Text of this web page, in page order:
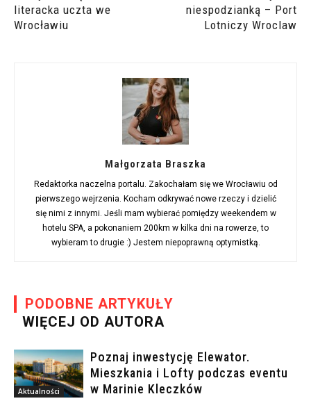
literacka uczta we
Wrocławiu
niespodzianką – Port
Lotniczy Wroclaw
Małgorzata Braszka
Redaktorka naczelna portalu. Zakochałam się we Wrocławiu od
pierwszego wejrzenia. Kocham odkrywać nowe rzeczy i dzielić
się nimi z innymi. Jeśli mam wybierać pomiędzy weekendem w
hotelu SPA, a pokonaniem 200km w kilka dni na rowerze, to
wybieram to drugie :) Jestem niepoprawną optymistką.
PODOBNE ARTYKUŁY
WIĘCEJ OD AUTORA
Aktualności
Poznaj inwestycję Elewator.
Mieszkania i Lofty podczas eventu
w Marinie Kleczków